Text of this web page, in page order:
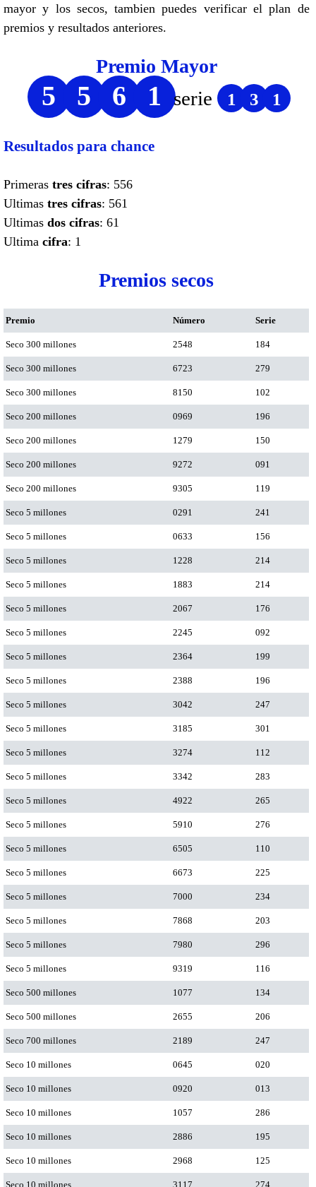
mayor y los secos, tambien puedes verificar el plan de
premios y resultados anteriores.
Premio Mayor
5 5 6 1 serie 1 3 1
Resultados para chance
Primeras tres cifras: 556
Ultimas tres cifras: 561
Ultimas dos cifras: 61
Ultima cifra: 1
Premios secos
Premio Número Serie
Seco 300 millones 2548 184
Seco 300 millones 6723 279
Seco 300 millones 8150 102
Seco 200 millones 0969 196
Seco 200 millones 1279 150
Seco 200 millones 9272 091
Seco 200 millones 9305 119
Seco 5 millones 0291 241
Seco 5 millones 0633 156
Seco 5 millones 1228 214
Seco 5 millones 1883 214
Seco 5 millones 2067 176
Seco 5 millones 2245 092
Seco 5 millones 2364 199
Seco 5 millones 2388 196
Seco 5 millones 3042 247
Seco 5 millones 3185 301
Seco 5 millones 3274 112
Seco 5 millones 3342 283
Seco 5 millones 4922 265
Seco 5 millones 5910 276
Seco 5 millones 6505 110
Seco 5 millones 6673 225
Seco 5 millones 7000 234
Seco 5 millones 7868 203
Seco 5 millones 7980 296
Seco 5 millones 9319 116
Seco 500 millones 1077 134
Seco 500 millones 2655 206
Seco 700 millones 2189 247
Seco 10 millones 0645 020
Seco 10 millones 0920 013
Seco 10 millones 1057 286
Seco 10 millones 2886 195
Seco 10 millones 2968 125
Seco 10 millones 3117 274